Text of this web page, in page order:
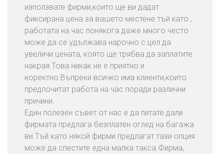
използвате фирми,които ще ви дадат
фиксирана цена за вашето местене тъй като ,
работата на час понякога даже много често
може да се удължава нарочно с цел да
увеличи цената, която ще трябва да заплатите
накрая.Това никак не е приятно и
коректно.Въпреки всичко има клиенти,които
предпочитат работа на час поради различни
причини.
Един полезен съвет от нас е да питате дали
фирмата предлага безплатен оглед на багажа
ви.Тъй като някой фирми предлагат тази опция
може да спестите една малка такса.Фирма,